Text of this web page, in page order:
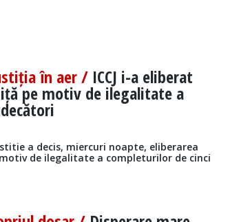
în aer / ICCJ i-a eliberat
pe motiv de ilegalitate a
a decis, miercuri noapte, eliberarea
de ilegalitate a completurilor de cinci